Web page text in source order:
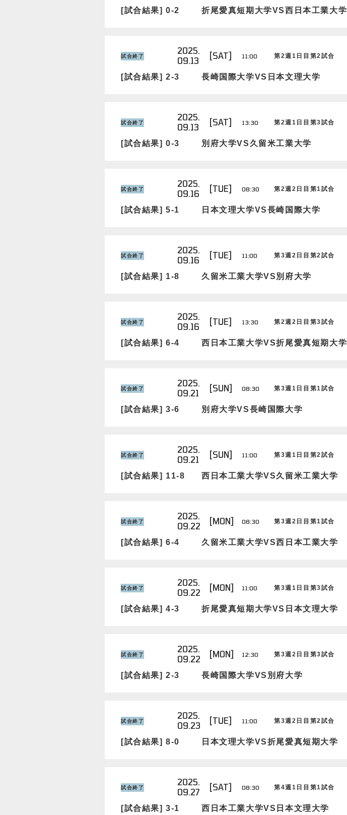
[試合結果] 0-2 折尾愛真短期大学VS西日本工業大学
試合終了
2025.
09.13
[SAT] 11:00 第2週1日目第2試合
[試合結果] 2-3 長崎国際大学VS日本文理大学
試合終了
2025.
09.13
[SAT] 13:30 第2週1日目第3試合
[試合結果] 0-3 別府大学VS久留米工業大学
試合終了
2025.
09.16
[TUE] 08:30 第2週2日目第1試合
[試合結果] 5-1 日本文理大学VS長崎国際大学
試合終了
2025.
09.16
[TUE] 11:00 第3週2日目第2試合
[試合結果] 1-8 久留米工業大学VS別府大学
試合終了
2025.
09.16
[TUE] 13:30 第2週2日目第3試合
[試合結果] 6-4 西日本工業大学VS折尾愛真短期大学
試合終了
2025.
09.21
[SUN] 08:30 第3週1日目第1試合
[試合結果] 3-6 別府大学VS長崎国際大学
試合終了
2025.
09.21
[SUN] 11:00 第3週1日目第2試合
[試合結果] 11-8 西日本工業大学VS久留米工業大学
試合終了
2025.
09.22
[MON] 08:30 第3週2日目第1試合
[試合結果] 6-4 久留米工業大学VS西日本工業大学
試合終了
2025.
09.22
[MON] 11:00 第3週1日目第3試合
[試合結果] 4-3 折尾愛真短期大学VS日本文理大学
試合終了
2025.
09.22
[MON] 12:30 第3週2日目第3試合
[試合結果] 2-3 長崎国際大学VS別府大学
試合終了
2025.
09.23
[TUE] 11:00 第3週2日目第2試合
[試合結果] 8-0 日本文理大学VS折尾愛真短期大学
試合終了
2025.
09.27
[SAT] 08:30 第4週1日目第1試合
[試合結果] 3-1 西日本工業大学VS日本文理大学